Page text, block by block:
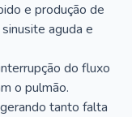
e produção de
aguda e
do fluxo
o pulmão.
tanto falta